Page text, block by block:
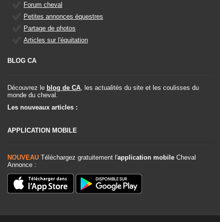
Forum cheval
Petites annonces équestres
Partage de photos
Articles sur l'équitation
BLOG CA
Découvrez le blog de CA, les actualités du site et les coulisses du
monde du cheval.
Les nouveaux articles :
APPLICATION MOBILE
NOUVEAU Téléchargez gratuitement l'application mobile Cheval
Annonce :